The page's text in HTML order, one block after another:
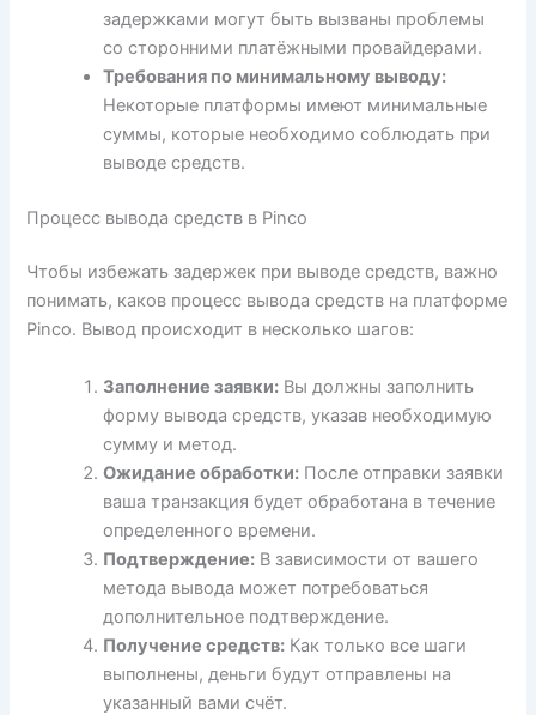
задержками могут быть вызваны проблемы
со сторонними платёжными провайдерами.
Требования по минимальному выводу:
Некоторые платформы имеют минимальные
суммы, которые необходимо соблюдать при
выводе средств.
Процесс вывода средств в Pinco
Чтобы избежать задержек при выводе средств, важно
понимать, каков процесс вывода средств на платформе
Pinco. Вывод происходит в несколько шагов:
Заполнение заявки: Вы должны заполнить
форму вывода средств, указав необходимую
сумму и метод.
Ожидание обработки: После отправки заявки
ваша транзакция будет обработана в течение
определенного времени.
Подтверждение: В зависимости от вашего
метода вывода может потребоваться
дополнительное подтверждение.
Получение средств: Как только все шаги
выполнены, деньги будут отправлены на
указанный вами счёт.